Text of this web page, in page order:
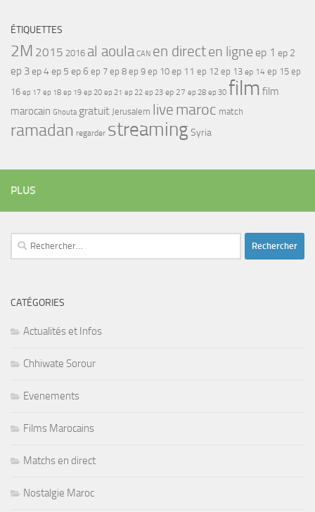
ÉTIQUETTES
2M 2015 2016 al aoula CAN en directen ligne ep 1 ep 2
ep 3ep 4ep 5 ep 6 ep 7 ep 8 ep 9 ep 10 ep 11 ep 12 ep 13 ep 14 ep 15 ep
16 ep 17 ep 18 ep 19 ep 20 ep 21 ep 22 ep 23 ep 27 ep 28 ep 30 film film
marocain Ghouta gratuit Jerusalem live maroc match
ramadan regarder streamingSyria
PLUS
Rechercher :
CATÉGORIES
Actualités et Infos
Chhiwate Sorour
Evenements
Films Marocains
Matchs en direct
Nostalgie Maroc